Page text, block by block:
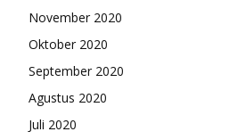
November 2020
Oktober 2020
September 2020
Agustus 2020
Juli 2020